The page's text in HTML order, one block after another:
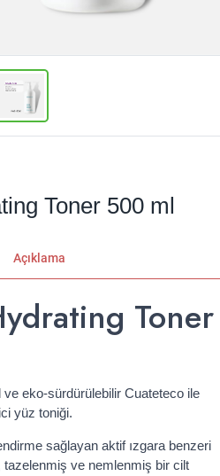
Toner 500 ml
Açıklama
Toner
eko-sürdürülebilir Cuateteco ile
yüz toniği.
sağlayan aktif ızgara benzeri
tazelenmiş ve nemlenmiş bir cilt